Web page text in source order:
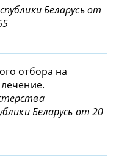
Беларусь от
отбора на
Беларусь от 20